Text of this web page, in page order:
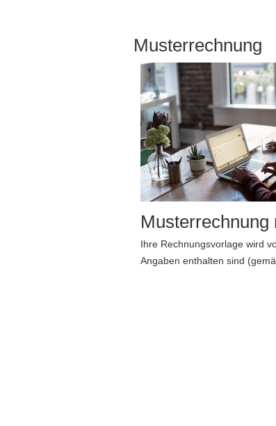
Musterrechnung
Ihre Rechnungsvorlage wird
Angaben enthalten sind